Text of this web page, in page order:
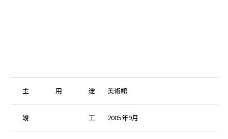
主 用 途 美術館
竣 工 2005年9月